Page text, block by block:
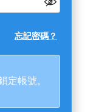
忘記密碼？
定帳號。